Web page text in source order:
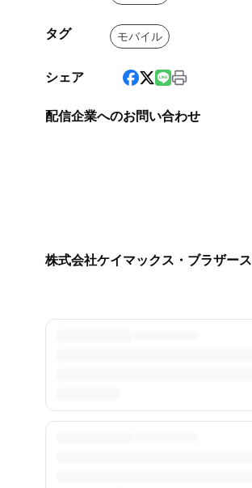
タグ モバイル
シェア
配信企業へのお問い合わせ
株式会社ケイマックス・ブラザース